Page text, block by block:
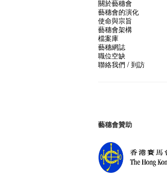
關於藝穗會
藝穗會的演化
使命與宗旨
藝穗會架構
檔案庫
藝穗網誌
職位空缺
聯絡我們 / 到訪
藝穗會贊助